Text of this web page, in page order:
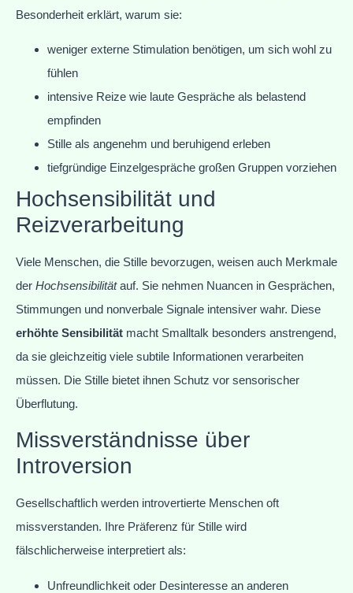
Besonderheit erklärt, warum sie:
weniger externe Stimulation benötigen, um sich wohl zu
fühlen
intensive Reize wie laute Gespräche als belastend
empfinden
Stille als angenehm und beruhigend erleben
tiefgründige Einzelgespräche großen Gruppen vorziehen
Hochsensibilität und
Reizverarbeitung
Viele Menschen, die Stille bevorzugen, weisen auch Merkmale
der Hochsensibilitätauf. Sie nehmen Nuancen in Gesprächen,
Stimmungen und nonverbale Signale intensiver wahr. Diese
erhöhte Sensibilität macht Smalltalk besonders anstrengend,
da sie gleichzeitig viele subtile Informationen verarbeiten
müssen. Die Stille bietet ihnen Schutz vor sensorischer
Überflutung.
Missverständnisse über
Introversion
Gesellschaftlich werden introvertierte Menschen oft
missverstanden. Ihre Präferenz für Stille wird
fälschlicherweise interpretiert als:
Unfreundlichkeit oder Desinteresse an anderen